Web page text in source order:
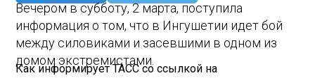
Вечером в субботу, 2 марта, поступила
информация о том, что в Ингушетии идет бой
между силовиками и засевшими в одном из
домом экстремистами.
Как информирует ТАСС со ссылкой на